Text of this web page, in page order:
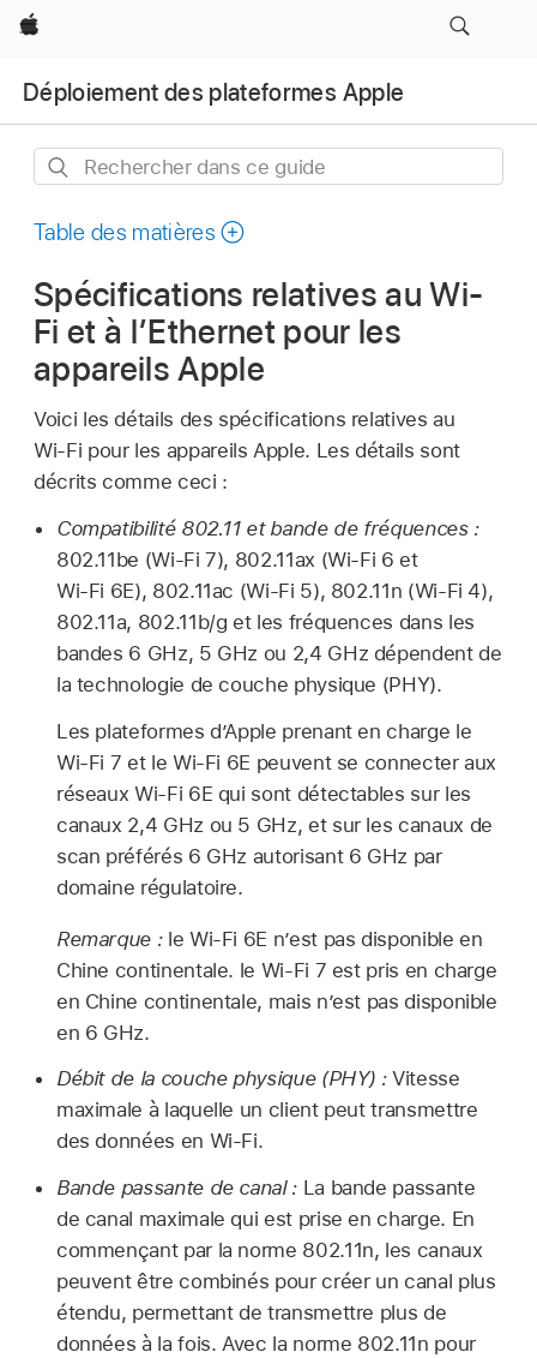
Apple
Déploiement des plateformes Apple
Rechercher
ce
Table des matières
Spécifications relatives au Wi-
Fi et à l’Ethernet pour les
appareils Apple
Voici les détails des spécifications relatives au
Wi-Fi pour les appareils Apple. Les détails sont
décrits comme ceci :
Compatibilité 802.11 et bande de fréquences :
802.11be (Wi-Fi 7), 802.11ax (Wi-Fi 6 et
Wi-Fi 6E), 802.11ac (Wi-Fi 5), 802.11n (Wi-Fi 4),
802.11a, 802.11b/g et les fréquences dans les
bandes 6 GHz, 5 GHz ou 2,4 GHz dépendent de
la technologie de couche physique (PHY).
Les plateformes dʼApple prenant en charge le
Wi-Fi 7 et le Wi-Fi 6E peuvent se connecter aux
réseauxWi-Fi 6E qui sont détectables sur les
canaux 2,4 GHz ou 5 GHz, et sur les canaux de
scan préférés 6 GHz autorisant 6 GHz par
domaine régulatoire.
Remarque : le Wi‑Fi 6E nʼest pas disponible en
Chine continentale. le Wi-Fi 7 est pris en charge
en Chine continentale, mais n’est pas disponible
en 6 GHz.
Débit de la couche physique (PHY) :Vitesse
maximale à laquelle un client peut transmettre
des données en Wi-Fi.
Bande passante de canal :La bande passante
de canal maximale qui est prise en charge. En
commençant par la norme 802.11n, les canaux
peuvent être combinés pour créer un canal plus
étendu, permettant de transmettre plus de
données à la fois. Avec la norme 802.11n pour